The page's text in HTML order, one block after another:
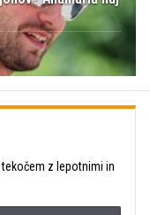
z lepotnimi in